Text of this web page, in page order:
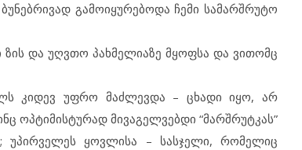
გამოიყურებოდა ჩემი სამარშრუტო
და უღვთო პახმელიაზე მყოფსა და ვითომც
კიდევ უფრო მაძლევდა – ცხადი იყო, არ
ოპტიმისტურად მივაგელვებდი “მარშრუტკას”
უპირველეს ყოვლისა – სასჯელი, რომელიც